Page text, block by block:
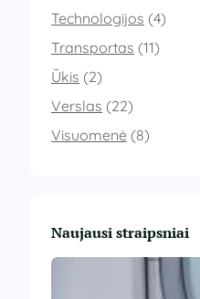
Technologijos (4)
Transportas (11)
Ūkis (2)
Verslas (22)
Visuomenė (8)
Naujausi straipsniai